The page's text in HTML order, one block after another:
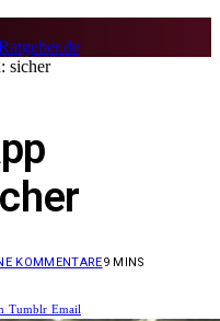
sicher
KOMMENTARE9 MINS
Tumblr Email